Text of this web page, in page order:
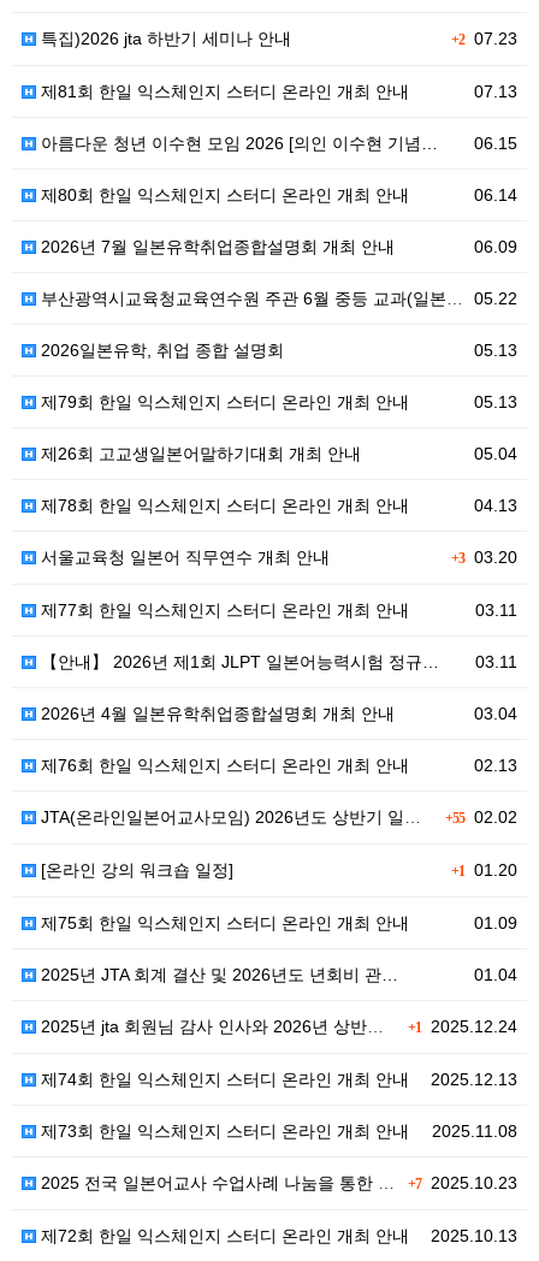
+207.23
특집)2026 jta 하반기 세미나 안내
07.13
제81회 한일 익스체인지 스터디 온라인 개최 안내
06.15
아름다운 청년 이수현 모임 2026 [의인 이수현 기념…
06.14
제80회 한일 익스체인지 스터디 온라인 개최 안내
06.09
2026년 7월 일본유학취업종합설명회 개최 안내
05.22
부산광역시교육청교육연수원 주관 6월 중등 교과(일본어)…
05.13
2026일본유학, 취업 종합 설명회
05.13
제79회 한일 익스체인지 스터디 온라인 개최 안내
05.04
제26회 고교생일본어말하기대회 개최 안내
04.13
제78회 한일 익스체인지 스터디 온라인 개최 안내
+303.20
서울교육청 일본어 직무연수 개최 안내
03.11
제77회 한일 익스체인지 스터디 온라인 개최 안내
03.11
【안내】 2026년 제1회 JLPT 일본어능력시험 정규…
03.04
2026년 4월 일본유학취업종합설명회 개최 안내
02.13
제76회 한일 익스체인지 스터디 온라인 개최 안내
+5502.02
JTA(온라인일본어교사모임) 2026년도 상반기 일본어…
+1 01.20
[온라인 강의 워크숍 일정]
01.09
제75회 한일 익스체인지 스터디 온라인 개최 안내
01.04
2025년 JTA 회계 결산 및 2026년도 년회비 관…
+1 2025.12.24
2025년 jta 회원님 감사 인사와 2026년 상반기…
2025.12.13
제74회 한일 익스체인지 스터디 온라인 개최 안내
2025.11.08
제73회 한일 익스체인지 스터디 온라인 개최 안내
+72025.10.23
2025 전국 일본어교사 수업사례 나눔을 통한 자율연수…
2025.10.13
제72회 한일 익스체인지 스터디 온라인 개최 안내